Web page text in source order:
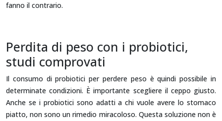
fanno il contrario.
Perdita di peso con i probiotici,
studi comprovati
Il consumo di probiotici per perdere peso è quindi possibile in
determinate condizioni. È importante scegliere il ceppo giusto.
Anche se i probiotici sono adatti a chi vuole avere lo stomaco
piatto, non sono un rimedio miracoloso. Questa soluzione non è